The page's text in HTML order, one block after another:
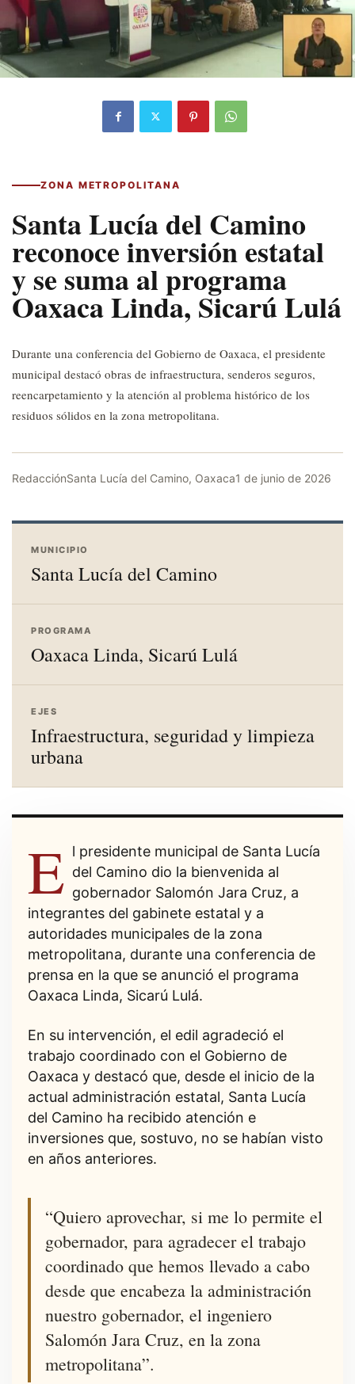
ZONA METROPOLITANA
Santa Lucía del Camino
reconoce inversión estatal
y se suma al programa
Oaxaca Linda, Sicarú Lulá
Durante una conferencia del Gobierno de Oaxaca, el presidente
municipal destacó obras de infraestructura, senderos seguros,
reencarpetamiento y la atención al problema histórico de los
residuos sólidos en la zona metropolitana.
RedacciónSanta Lucía del Camino, Oaxaca1 de junio de 2026
MUNICIPIO
Santa Lucía del Camino
PROGRAMA
Oaxaca Linda, Sicarú Lulá
EJES
Infraestructura, seguridad y limpieza
urbana
E l presidente municipal de Santa Lucía
del Camino dio la bienvenida al
gobernador Salomón Jara Cruz, a
integrantes del gabinete estatal y a
autoridades municipales de la zona
metropolitana, durante una conferencia de
prensa en la que se anunció el programa
Oaxaca Linda, Sicarú Lulá.
En su intervención, el edil agradeció el
trabajo coordinado con el Gobierno de
Oaxaca y destacó que, desde el inicio de la
actual administración estatal, Santa Lucía
del Camino ha recibido atención e
inversiones que, sostuvo, no se habían visto
en años anteriores.
“Quiero aprovechar, si me lo permite el
gobernador, para agradecer el trabajo
coordinado que hemos llevado a cabo
desde que encabeza la administración
nuestro gobernador, el ingeniero
Salomón Jara Cruz, en la zona
metropolitana”.